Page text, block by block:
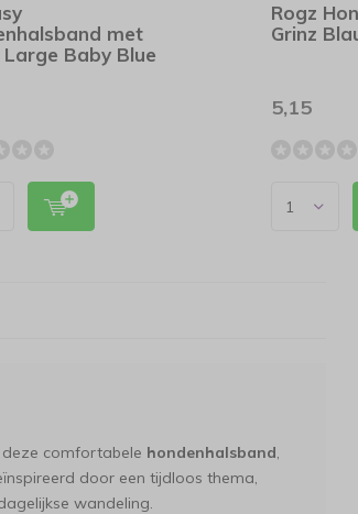
met
Baby Blue
Rogz
Grinz
5,15
comfortabele hondenhalsband,
door een tijdloos thema,
wandeling.